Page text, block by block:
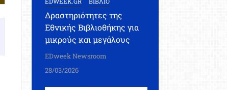
Δραστηριότητες της
Εθνικής Βιβλιοθήκης για
μικρούς και μεγάλους
EDweek Newsroom
28/03/2026